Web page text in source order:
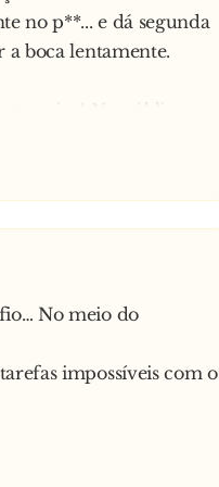
no p**... e dá segunda
a boca lentamente.
pára! No público o
O homem dá uma
a boca. O
desafiador pergunta à
No meio do
impossíveis com o